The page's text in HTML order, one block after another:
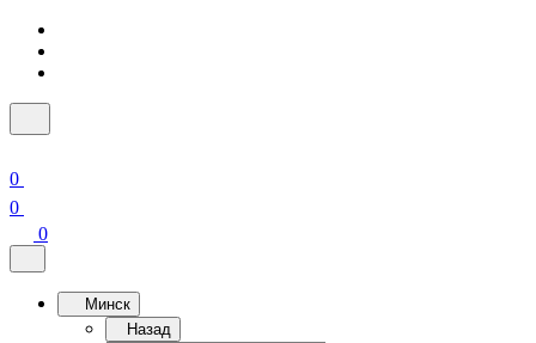
0
0
0
Минск
Назад